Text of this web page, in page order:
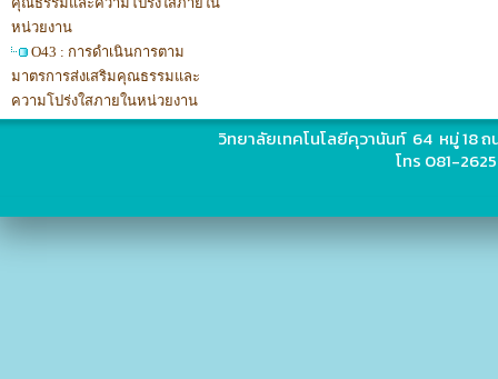
หน่วยงาน
O43 : การดำเนินการตาม
มาตรการส่งเสริมคุณธรรมและ
ความโปร่งใสภายในหน่วยงาน
วิทยาลัยเทคโนโลยีคุวานันท์ 64 หมู่ 18
โทร 081-